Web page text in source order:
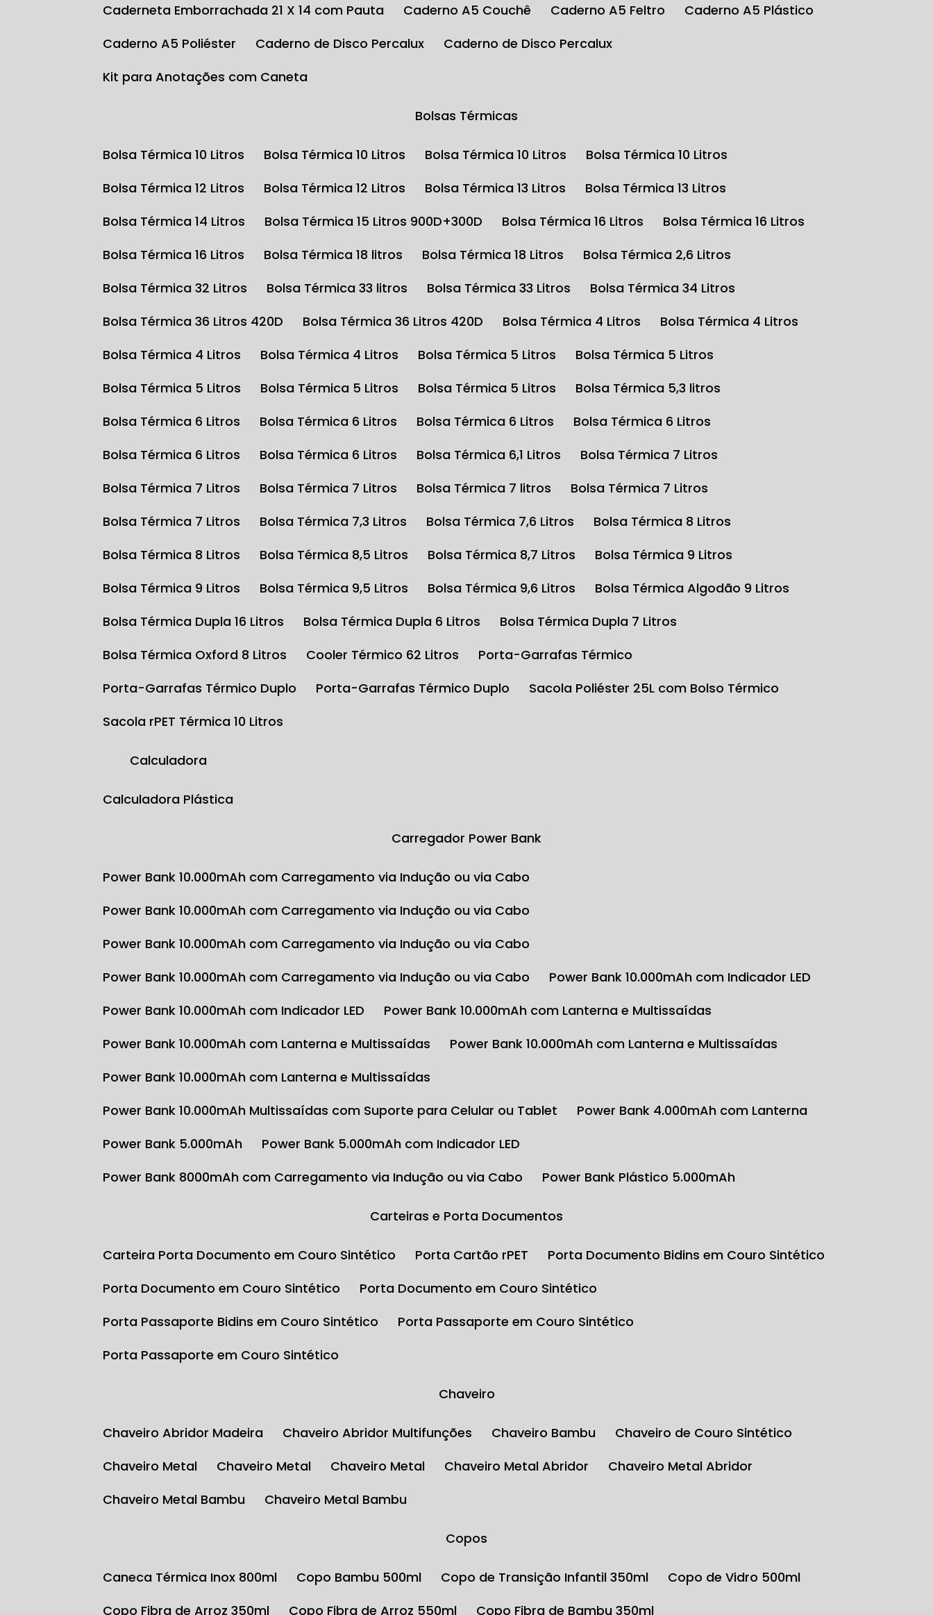
Caderneta Emborrachada 21 X 14 com Pauta
Caderno A5 Couchê Caderno A5 Feltro
Caderno A5 Plástico
Caderno A5 Poliéster
Caderno de Disco Percalux
Caderno de Disco Percalux
Kit para Anotações com Caneta
Bolsas Térmicas
Bolsa Térmica 10 Litros Bolsa Térmica 10 Litros Bolsa Térmica 10 Litros
Bolsa Térmica 10 Litros
Bolsa Térmica 12 Litros
Bolsa Térmica 12 Litros Bolsa Térmica 13 Litros
Bolsa Térmica 13 Litros
Bolsa Térmica 14 Litros
Bolsa Térmica 15 Litros 900D+300D Bolsa Térmica 16 Litros
Bolsa Térmica 16 Litros
Bolsa Térmica 16 Litros
Bolsa Térmica 18 litros Bolsa Térmica 18 Litros
Bolsa Térmica 2,6 Litros
Bolsa Térmica 32 Litros
Bolsa Térmica 33 litros Bolsa Térmica 33 Litros
Bolsa Térmica 34 Litros
Bolsa Térmica 36 Litros 420D
Bolsa Térmica 36 Litros 420D Bolsa Térmica 4 Litros
Bolsa Térmica 4 Litros
Bolsa Térmica 4 Litros
Bolsa Térmica 4 Litros Bolsa Térmica 5 Litros
Bolsa Térmica 5 Litros
Bolsa Térmica 5 Litros
Bolsa Térmica 5 Litros Bolsa Térmica 5 Litros
Bolsa Térmica 5,3 litros
Bolsa Térmica 6 Litros
Bolsa Térmica 6 Litros Bolsa Térmica 6 Litros
Bolsa Térmica 6 Litros
Bolsa Térmica 6 Litros
Bolsa Térmica 6 Litros Bolsa Térmica 6,1 Litros
Bolsa Térmica 7 Litros
Bolsa Térmica 7 Litros
Bolsa Térmica 7 Litros Bolsa Térmica 7 litros
Bolsa Térmica 7 Litros
Bolsa Térmica 7 Litros
Bolsa Térmica 7,3 Litros Bolsa Térmica 7,6 Litros
Bolsa Térmica 8 Litros
Bolsa Térmica 8 Litros
Bolsa Térmica 8,5 Litros Bolsa Térmica 8,7 Litros
Bolsa Térmica 9 Litros
Bolsa Térmica 9 Litros
Bolsa Térmica 9,5 Litros Bolsa Térmica 9,6 Litros
Bolsa Térmica Algodão 9 Litros
Bolsa Térmica Dupla 16 Litros
Bolsa Térmica Dupla 6 Litros
Bolsa Térmica Dupla 7 Litros
Bolsa Térmica Oxford 8 Litros
Cooler Térmico 62 Litros
Porta-Garrafas Térmico
Porta-Garrafas Térmico Duplo
Porta-Garrafas Térmico Duplo
Sacola Poliéster 25L com Bolso Térmico
Sacola rPET Térmica 10 Litros
Calculadora
Calculadora Plástica
Carregador Power Bank
Power Bank 10.000mAh com Carregamento via Indução ou via Cabo
Power Bank 10.000mAh com Carregamento via Indução ou via Cabo
Power Bank 10.000mAh com Carregamento via Indução ou via Cabo
Power Bank 10.000mAh com Carregamento via Indução ou via Cabo
Power Bank 10.000mAh com Indicador LED
Power Bank 10.000mAh com Indicador LED
Power Bank 10.000mAh com Lanterna e Multissaídas
Power Bank 10.000mAh com Lanterna e Multissaídas
Power Bank 10.000mAh com Lanterna e Multissaídas
Power Bank 10.000mAh com Lanterna e Multissaídas
Power Bank 10.000mAh Multissaídas com Suporte para Celular ou Tablet
Power Bank 4.000mAh com Lanterna
Power Bank 5.000mAh
Power Bank 5.000mAh com Indicador LED
Power Bank 8000mAh com Carregamento via Indução ou via Cabo
Power Bank Plástico 5.000mAh
Carteiras e Porta Documentos
Carteira Porta Documento em Couro Sintético Porta Cartão rPET
Porta Documento Bidins em Couro Sintético
Porta Documento em Couro Sintético
Porta Documento em Couro Sintético
Porta Passaporte Bidins em Couro Sintético
Porta Passaporte em Couro Sintético
Porta Passaporte em Couro Sintético
Chaveiro
Chaveiro Abridor Madeira Chaveiro Abridor Multifunções Chaveiro Bambu
Chaveiro de Couro Sintético
Chaveiro Metal
Chaveiro Metal Chaveiro Metal Chaveiro Metal Abridor
Chaveiro Metal Abridor
Chaveiro Metal Bambu
Chaveiro Metal Bambu
Copos
Caneca Térmica Inox 800ml Copo Bambu 500ml Copo de Transição Infantil 350ml
Copo de Vidro 500ml
Copo Fibra de Arroz 350ml
Copo Fibra de Arroz 550ml Copo Fibra de Bambu 350ml